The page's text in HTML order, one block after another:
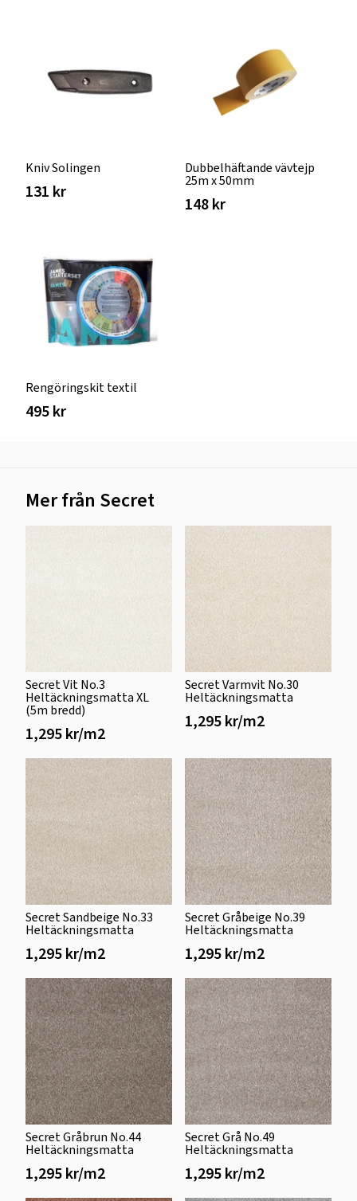
Kniv Solingen
131 kr
Dubbelhäftande vävtejp
25m x 50mm
148 kr
Rengöringskit textil
495 kr
Mer från Secret
Secret Vit No.3
Heltäckningsmatta XL
(5m bredd)
1,295 kr/m2
Secret Varmvit No.30
Heltäckningsmatta
1,295 kr/m2
Secret Sandbeige No.33
Heltäckningsmatta
1,295 kr/m2
Secret Gråbeige No.39
Heltäckningsmatta
1,295 kr/m2
Secret Gråbrun No.44
Heltäckningsmatta
1,295 kr/m2
Secret Grå No.49
Heltäckningsmatta
1,295 kr/m2